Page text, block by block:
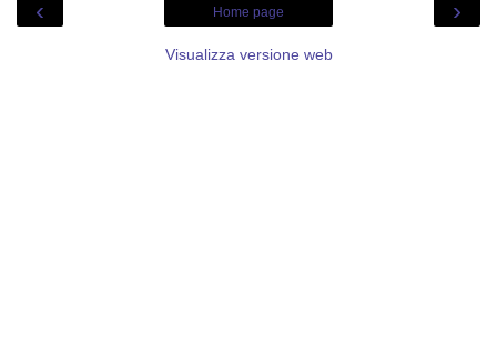
‹ ›
Home page
Visualizza versione web